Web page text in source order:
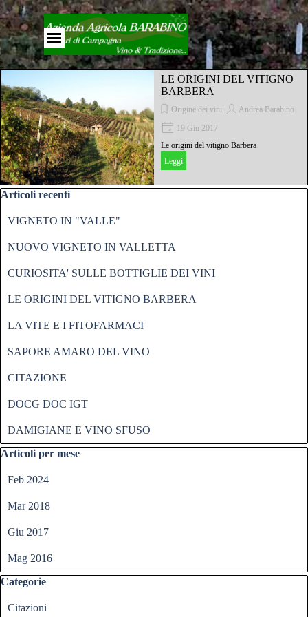
Vai ai contenuti
Salta menù
LE ORIGINI DEL VITIGNO
BARBERA
Origine dei vini
Andrea Barabino
19 Giu 2017
Le origini del vitigno Barbera
Leggi
Salta blocco Articoli recenti
Articoli recenti
VIGNETO IN "VALLE"
NUOVO VIGNETO IN VALLETTA
CURIOSITA' SULLE BOTTIGLIE DEI VINI
LE ORIGINI DEL VITIGNO BARBERA
LA VITE E I FITOFARMACI
SAPORE AMARO DEL VINO
CITAZIONE
DOCG DOC IGT
DAMIGIANE E VINO SFUSO
Salta blocco Articoli per mese
Articoli per mese
Feb 2024
Mar 2018
Giu 2017
Mag 2016
Salta blocco Categorie
Categorie
Citazioni